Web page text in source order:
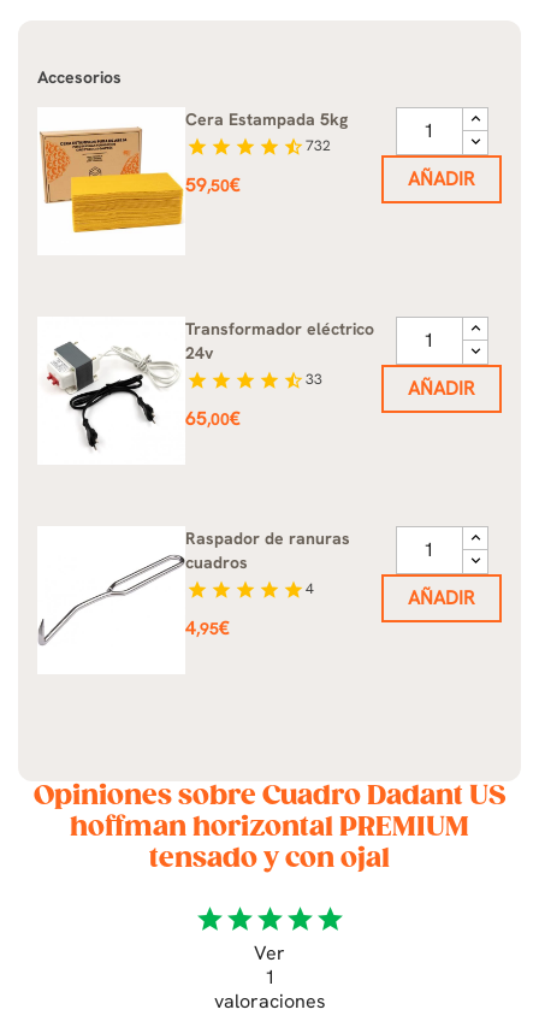
Accesorios
Cera Estampada 5kg
star star star star star_half732
Precio
59,50€ AÑADIR
Transformador eléctrico
24v
star star star star star_half33
Precio
65,00€
AÑADIR
Raspador de ranuras
cuadros
star star star star star4
Precio
4,95€
AÑADIR
Opiniones sobre Cuadro Dadant US
hoffman horizontal PREMIUM
tensado y con ojal
starstarstarstarstar
Ver
1
valoraciones